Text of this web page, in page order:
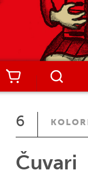
6
Čuvari